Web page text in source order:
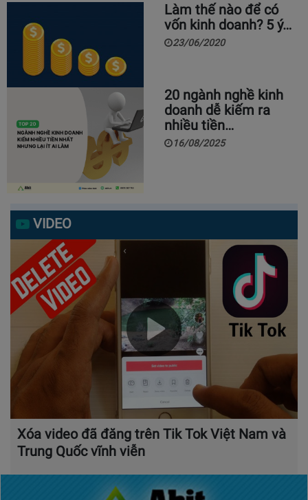
Làm thế nào để có
vốn kinh doanh? 5 ý…
23/06/2020
20 ngành nghề kinh
doanh dễ kiếm ra
nhiều tiền…
16/08/2025
VIDEO
Xóa video đã đăng trên Tik Tok Việt Nam và
Trung Quốc vĩnh viễn